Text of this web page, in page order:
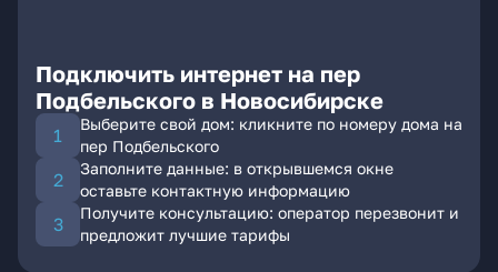
Подключить интернет на пер
Подбельского в Новосибирске
Выберите свой дом: кликните по номеру дома на
пер Подбельского
Заполните данные: в открывшемся окне
оставьте контактную информацию
Получите консультацию: оператор перезвонит и
предложит лучшие тарифы